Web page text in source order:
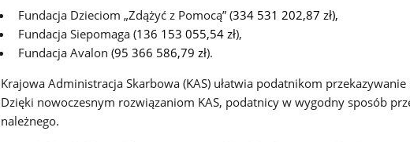
Fundacja Dzieciom „Zdążyć z Pomocą” (334 531 202,87 zł),
Fundacja Siepomaga (136 153 055,54 zł),
Fundacja Avalon (95 366 586,79 zł).
Krajowa Administracja Skarbowa (KAS) ułatwia podatnikom
Dzięki nowoczesnym rozwiązaniom KAS, podatnicy w wygodny sposób
należnego.